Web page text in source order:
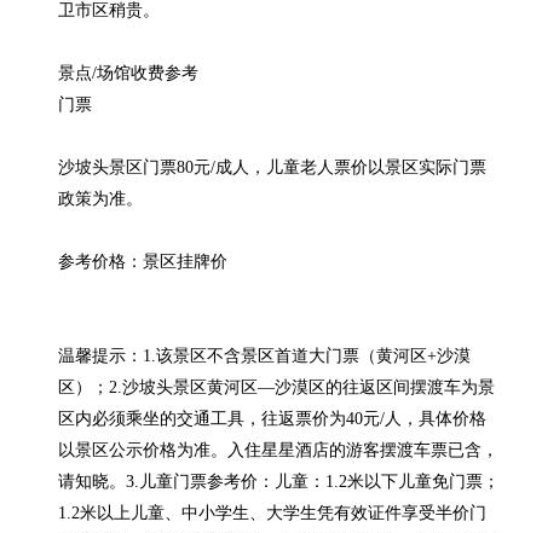
卫市区稍贵。
景点/场馆收费参考
门票
沙坡头景区门票80元/成人，儿童老人票价以景区实际门票
政策为准。
参考价格：景区挂牌价
温馨提示：1.该景区不含景区首道大门票（黄河区+沙漠
区）；2.沙坡头景区黄河区—沙漠区的往返区间摆渡车为景
区内必须乘坐的交通工具，往返票价为40元/人，具体价格
以景区公示价格为准。入住星星酒店的游客摆渡车票已含，
请知晓。3.儿童门票参考价：儿童：1.2米以下儿童免门票；
1.2米以上儿童、中小学生、大学生凭有效证件享受半价门